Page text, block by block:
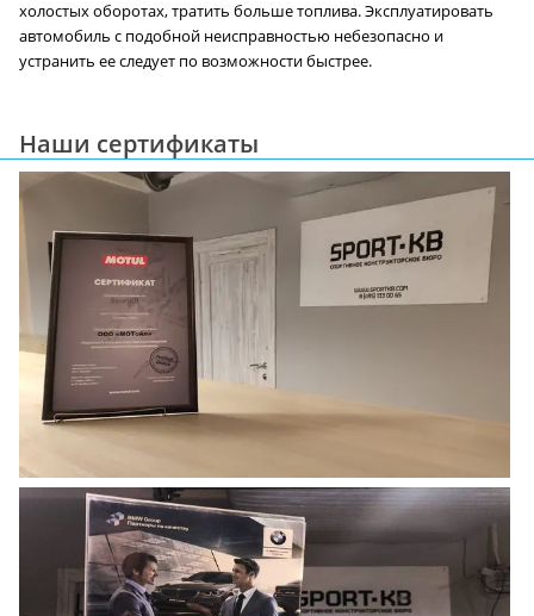
холостых оборотах, тратить больше топлива. Эксплуатировать
автомобиль с подобной неисправностью небезопасно и
устранить ее следует по возможности быстрее.
Наши сертификаты